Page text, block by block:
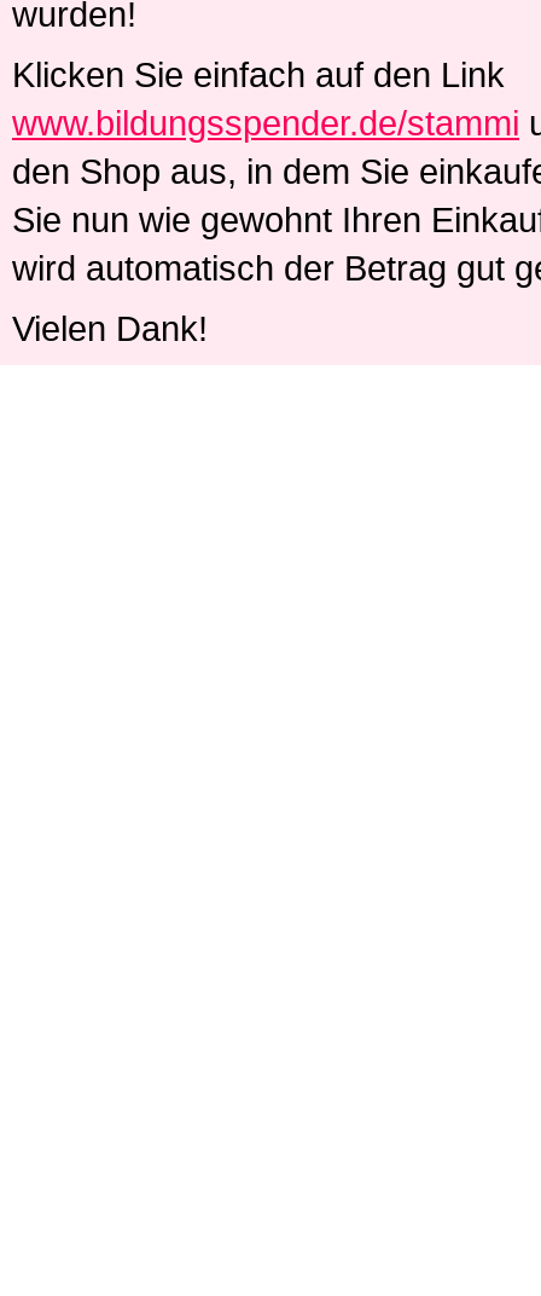
wurden!
Klicken Sie einfach auf den Link
www.bildungsspender.de/stammi
den Shop aus, in dem Sie
Sie nun wie gewohnt Ihren
wird automatisch der Betrag gut
Vielen Dank!